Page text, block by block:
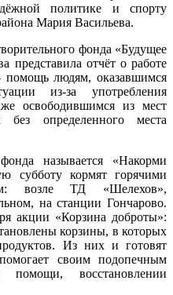
политике и спорту
Мария Васильева.
фонда «Будущее
представила отчёт о работе
людям, оказавшимся
из-за употребления
освободившимся из мест
определенного места
называется «Накорми
субботу кормят горячими
возле ТД «Шелехов»,
на станции Гончарово.
акции «Корзина доброты»:
корзины, в которых
Из них и готовят
своим подопечным
восстановлении